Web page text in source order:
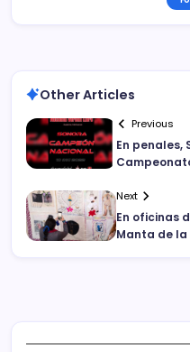
Other Articles
Previous
En penales,
Next
En oficinas
Manta de la